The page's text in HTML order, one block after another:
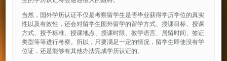
当然，国外学历认证不仅是考察留学生是否毕业获得学历学位的真实
性以及有效性，还会对留学生国外留学的留学方式、授课目标、授课
方式、授予标准、授课地点、授课时限、教学语言、居留时间、签证
类型等等进行考察。所以，只要满足一定的情况，留学生即使没有学
位证，还是能够有其他办法完成学历认证的。